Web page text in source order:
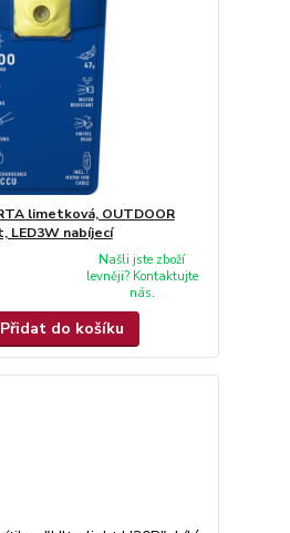
limetková, OUTDOOR
LED3W nabíjecí
Našli jste zboží
levněji? Kontaktujte
nás.
Přidat do košíku